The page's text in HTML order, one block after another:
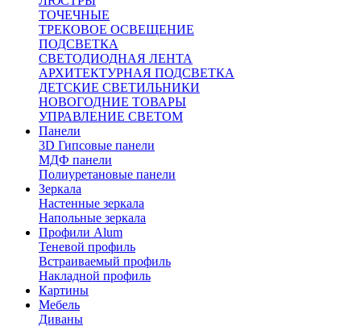
ТОЧЕЧНЫЕ
ТРЕКОВОЕ ОСВЕЩЕНИЕ
ПОДСВЕТКА
СВЕТОДИОДНАЯ ЛЕНТА
АРХИТЕКТУРНАЯ ПОДСВЕТКА
ДЕТСКИЕ СВЕТИЛЬНИКИ
НОВОГОДНИЕ ТОВАРЫ
УПРАВЛЕНИЕ СВЕТОМ
Панели
3D Гипсовые панели
МДФ панели
Полиуретановые панели
Зеркала
Настенные зеркала
Напольные зеркала
Профили Alum
Теневой профиль
Встраиваемый профиль
Накладной профиль
Картины
Мебель
Диваны